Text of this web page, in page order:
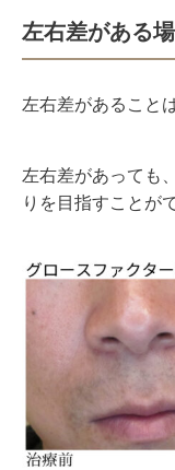
左右差がある
左右差があること
左右差があっても
りを目指すことが